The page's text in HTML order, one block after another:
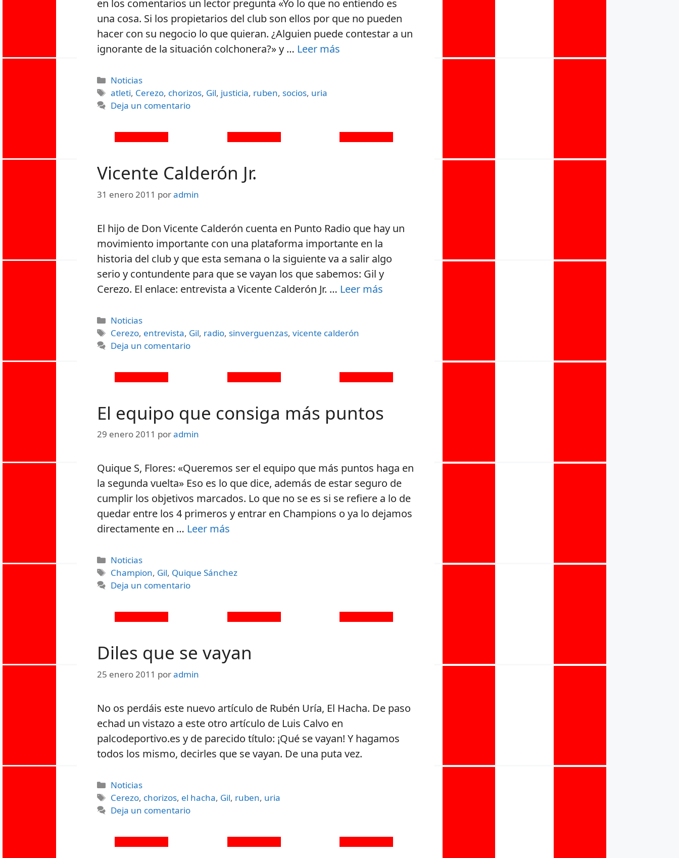
en los comentarios un lector pregunta «Yo lo que no entiendo es
una cosa. Si los propietarios del club son ellos por que no pueden
hacer con su negocio lo que quieran. ¿Alguien puede contestar a un
ignorante de la situación colchonera?» y … Leer más
Noticias
atleti, Cerezo, chorizos, Gil, justicia, ruben, socios, uria
Deja un comentario
Vicente Calderón Jr.
31 enero 2011 poradmin
El hijo de Don Vicente Calderón cuenta en Punto Radio que hay un
movimiento importante con una plataforma importante en la
historia del club y que esta semana o la siguiente va a salir algo
serio y contundente para que se vayan los que sabemos: Gil y
Cerezo. El enlace: entrevista a Vicente Calderón Jr. … Leer más
Noticias
Cerezo, entrevista, Gil, radio, sinverguenzas,vicente calderón
Deja un comentario
El equipo que consiga más puntos
29 enero 2011 poradmin
Quique S, Flores: «Queremos ser el equipo que más puntos haga en
la segunda vuelta» Eso es lo que dice, además de estar seguro de
cumplir los objetivos marcados. Lo que no se es si se refiere a lo de
quedar entre los 4 primeros y entrar en Champions o ya lo dejamos
directamente en … Leer más
Noticias
Champion, Gil, Quique Sánchez
Deja un comentario
Diles que se vayan
25 enero 2011 poradmin
No os perdáis este nuevo artículo de Rubén Uría, El Hacha. De paso
echad un vistazo a este otro artículo de Luis Calvo en
palcodeportivo.es y de parecido título: ¡Qué se vayan! Y hagamos
todos los mismo, decirles que se vayan. De una puta vez.
Noticias
Cerezo, chorizos, el hacha, Gil, ruben, uria
Deja un comentario